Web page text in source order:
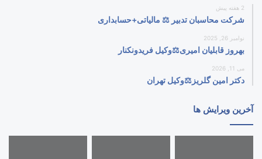
2 هفته پیش
شرکت محاسبان تدبیر ⚖️ مالیاتی+حسابداری
نوامبر 26, 2025
بهروز قابلیان امیری⚖️وکیل فریدونکنار
می 11, 2026
دکتر امین گلریز⚖️وکیل تهران
آخرین ویرایش ها